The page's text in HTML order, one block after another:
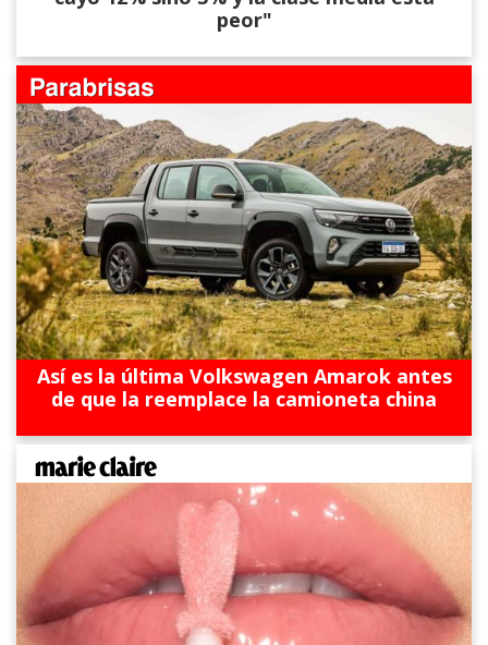
peor"
Así es la última Volkswagen Amarok antes
de que la reemplace la camioneta china